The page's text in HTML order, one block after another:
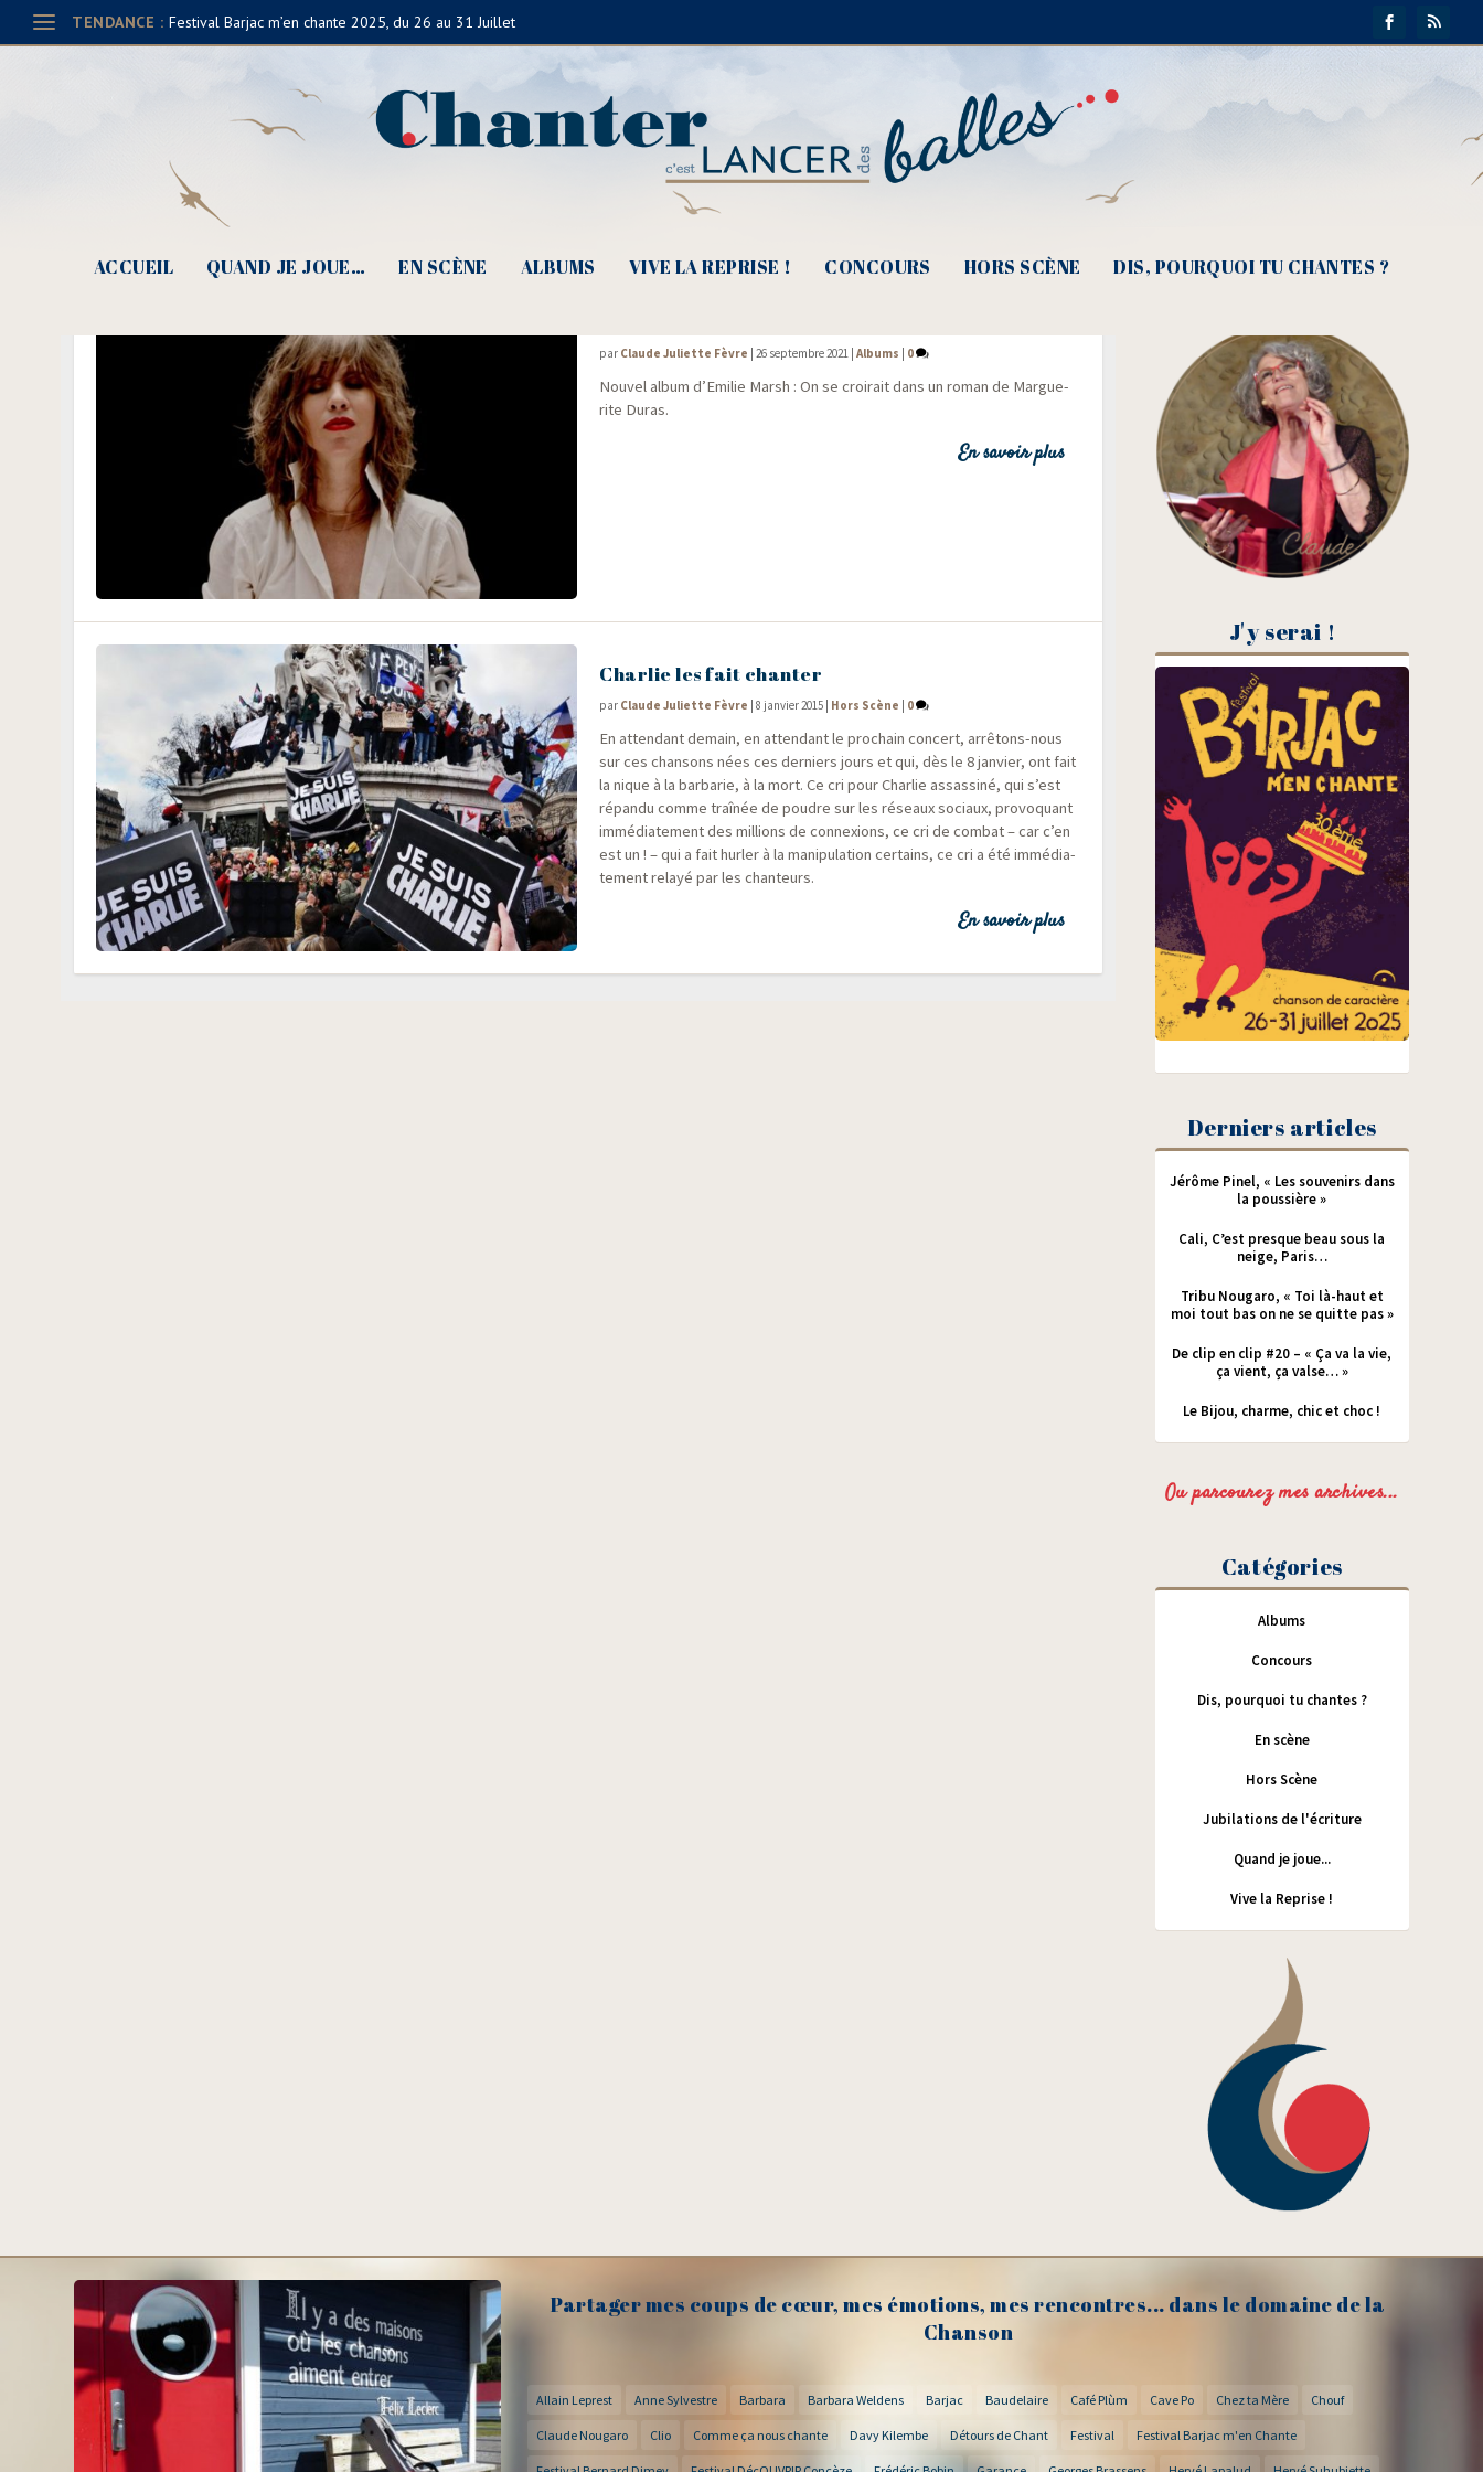
TENDANCE : Festival Barjac m’en chante 2025, du 26 au 31 Juillet
ACCUEIL QUAND JE JOUE… EN SCÈNE ALBUMS VIVE LA REPRISE ! CONCOURS HORS SCÈNE DIS, POURQUOI TU CHANTES ?
par Claude Juliette Fèvre |26 septembre 2021 |Albums 0
Nou­vel album d’E­mi­lie Marsh : On se croi­rait dans un roman de Mar­gue­
rite Duras.
En savoir plus
Charlie les fait chanter
par Claude Juliette Fèvre |8 janvier 2015 Hors Scène 0
En atten­dant demain, en atten­dant le pro­chain concert, arrê­tons-nous
sur ces chan­sons nées ces der­niers jours et qui, dès le 8 jan­vier, ont fait
la nique à la bar­ba­rie, à la mort. Ce cri pour Char­lie assas­si­né, qui s’est
répan­du comme traî­née de poudre sur les réseaux sociaux, pro­vo­quant
immé­dia­te­ment des mil­lions de connexions, ce cri de com­bat – car c’en
est un ! – qui a fait hur­ler à la mani­pu­la­tion cer­tains, ce cri a été immé­dia­
te­ment relayé par les chanteurs.
En savoir plus
J'y serai !
Derniers articles
Jérôme Pinel, « Les souvenirs dans
la poussière »
Cali, C’est presque beau sous la
neige, Paris…
Tribu Nougaro, « Toi là-haut et
moi tout bas on ne se quitte pas »
De clip en clip #20 – « Ça va la vie,
ça vient, ça valse… »
Le Bijou, charme, chic et choc !
Ou parcourez mes archives...
Catégories
Albums
Concours
Dis, pourquoi tu chantes ?
En scène
Hors Scène
Jubilations de l'écriture
Quand je joue...
Vive la Reprise !
Partager mes coups de cœur, mes émotions, mes rencontres... dans le domaine de la
Chanson
Allain Leprest Anne Sylvestre Barbara Barbara Weldens Barjac Baudelaire Café Plùm Cave Po Chez ta Mère Chouf
Claude Nougaro Clio Comme ça nous chante Davy Kilembe Détours de Chant Festival Festival Barjac m'en Chante